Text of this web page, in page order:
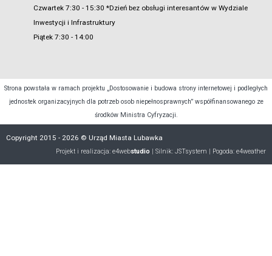
Czwartek 7:30 - 15:30 *Dzień bez obsługi interesantów w Wydziale
Inwestycji i Infrastruktury
Piątek 7:30 - 14:00
Strona powstała w ramach projektu „Dostosowanie i budowa strony internetowej i podległych
jednostek organizacyjnych dla potrzeb osob niepełnosprawnych” współfinansowanego ze
środków Ministra Cyfryzacji.
Copyright 2015 - 2026 © Urząd Miasta Lubawka
Projekt i realizacja: e4webstudio | Silnik: JSTsystem | Pogoda: e4weather